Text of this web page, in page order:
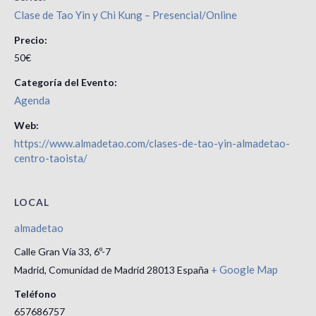
Clase de Tao Yin y Chi Kung – Presencial/Online
Precio:
50€
Categoría del Evento:
Agenda
Web:
https://www.almadetao.com/clases-de-tao-yin-almadetao-
centro-taoista/
LOCAL
almadetao
Calle Gran Vía 33, 6º-7
Madrid, Comunidad de Madrid 28013 España + Google Map
Teléfono
657686757